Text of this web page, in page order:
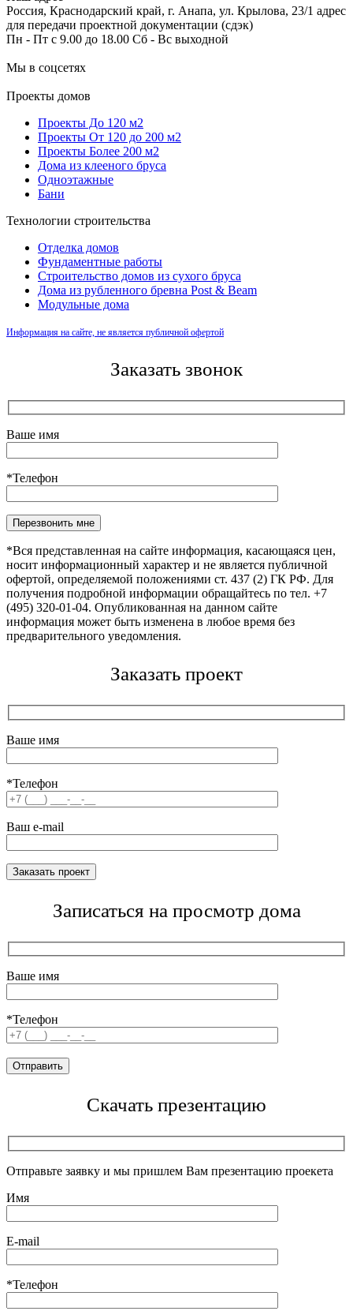
Россия, Краснодарский край, г. Анапа, ул. Крылова, 23/1 адрес
для передачи проектной документации (сдэк)
Пн - Пт с 9.00 до 18.00 Сб - Вс выходной
Мы в соцсетях
Проекты домов
Проекты До 120 м2
Проекты От 120 до 200 м2
Проекты Более 200 м2
Дома из клееного бруса
Одноэтажные
Бани
Технологии строительства
Отделка домов
Фундаментные работы
Строительство домов из сухого бруса
Дома из рубленного бревна Post & Beam
Модульные дома
Информация на сайте, не является публичной офертой
Заказать звонок
Ваше имя
*Телефон
Оставьте это поле пустым.
*Вся представленная на сайте информация, касающаяся цен,
носит информационный характер и не является публичной
офертой, определяемой положениями ст. 437 (2) ГК РФ. Для
получения подробной информации обращайтесь по тел. +7
(495) 320-01-04. Опубликованная на данном сайте
информация может быть изменена в любое время без
предварительного уведомления.
Заказать проект
Ваше имя
*Телефон
Ваш e-mail
Записаться на просмотр дома
Ваше имя
*Телефон
Скачать презентацию
Отправьте заявку и мы пришлем Вам презентацию проекета
Имя
E-mail
*Телефон